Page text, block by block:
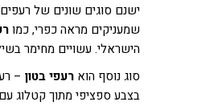
ישנם סוגים שונים של
שמעניקים מראה כפרי, כמו
הישראלי. עשויים מחימר
סוג נוסף הוא רעפי בטון –
בצבע ספציפי מתוך קטלוג